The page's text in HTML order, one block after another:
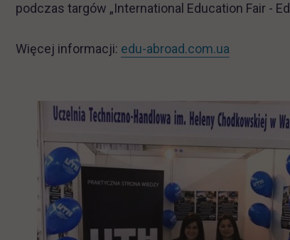
podczas targów „International Education Fair -
Więcej informacji: edu-abroad.com.ua